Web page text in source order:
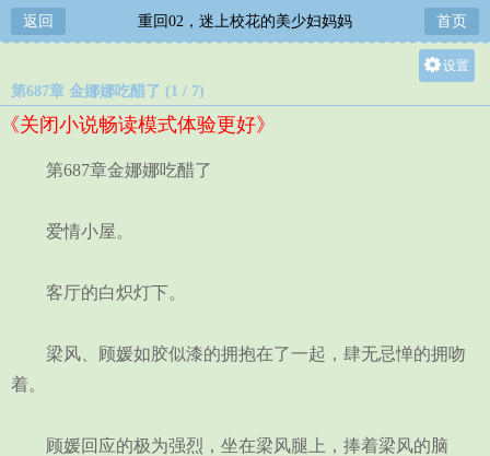
返回 重回02，迷上校花的美少妇妈妈 首页
设置
第687章 金娜娜吃醋了 (1 / 7)
《关闭小说畅读模式体验更好》
第687章金娜娜吃醋了
爱情小屋。
客厅的白炽灯下。
梁风、顾媛如胶似漆的拥抱在了一起，肆无忌惮的拥吻
着。
顾媛回应的极为强烈，坐在梁风腿上，捧着梁风的脑